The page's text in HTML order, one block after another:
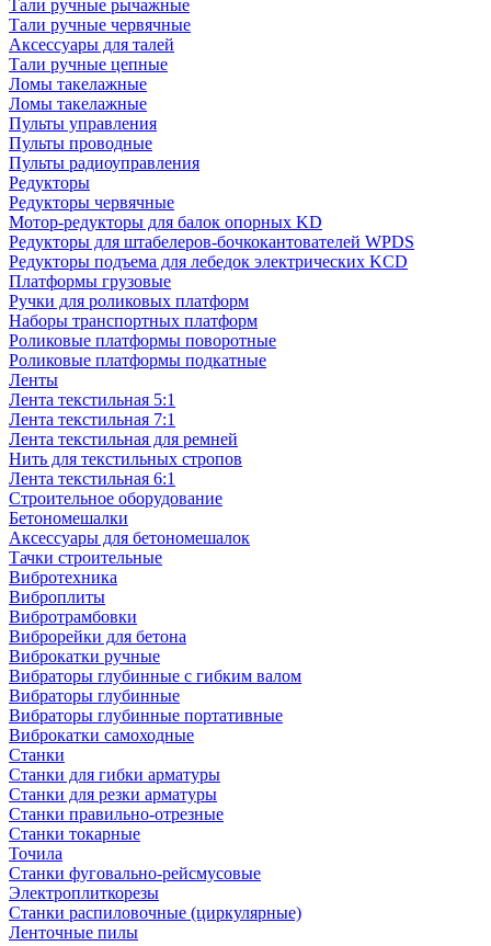
Тали ручные рычажные
Тали ручные червячные
Аксессуары для талей
Тали ручные цепные
Ломы такелажные
Ломы такелажные
Пульты управления
Пульты проводные
Пульты радиоуправления
Редукторы
Редукторы червячные
Мотор-редукторы для балок опорных KD
Редукторы для штабелеров-бочкокантователей WPDS
Редукторы подъема для лебедок электрических KCD
Платформы грузовые
Ручки для роликовых платформ
Наборы транспортных платформ
Роликовые платформы поворотные
Роликовые платформы подкатные
Ленты
Лента текстильная 5:1
Лента текстильная 7:1
Лента текстильная для ремней
Нить для текстильных стропов
Лента текстильная 6:1
Строительное оборудование
Бетономешалки
Аксессуары для бетономешалок
Тачки строительные
Вибротехника
Виброплиты
Вибротрамбовки
Виброрейки для бетона
Виброкатки ручные
Вибраторы глубинные с гибким валом
Вибраторы глубинные
Вибраторы глубинные портативные
Виброкатки самоходные
Станки
Станки для гибки арматуры
Станки для резки арматуры
Станки правильно-отрезные
Станки токарные
Точила
Станки фуговально-рейсмусовые
Электроплиткорезы
Станки распиловочные (циркулярные)
Ленточные пилы